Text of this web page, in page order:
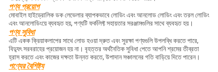
পণ্য প্রয়োগ
মোবাইল হাইড্রোলিক ডক লেভেলার ব্যাপকভাবে লোডিং এবং আনলোড লোডিং এবং তরল লোডিং
এবং আনলোডিংয়ে ব্যবহৃত হয়, পণ্যটি ফর্কলিফ্ট সহায়তার সরঞ্জামগুলির সাথে ব্যবহৃত হয়।
পণ্য সুবিধা
এটি একক ক্রিয়াকলাপের সাথে লোড হওয়া দ্রুত এবং সুরক্ষা পণ্যগুলি উপলব্ধি করতে পারে,
বিদ্যুৎ সরবরাহের প্রয়োজন হয় না। বৃহত্তর অর্থনৈতিক সুবিধা পেতে আপনি শ্রমের তীব্রতা
হ্রাস করতে এবং কাজের দক্ষতা উন্নত করতে, উপাদান সঞ্চালনের গতি বাড়িয়ে দিতে পারেন।
পণ্যের বৈশিষ্ট্য